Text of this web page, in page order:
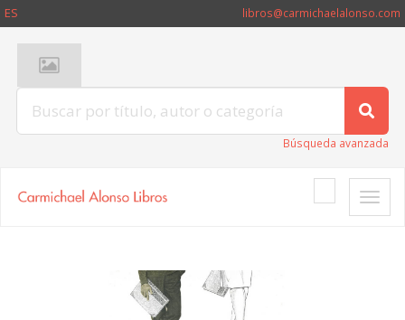
ES libros@carmichaelalonso.com
Búsqueda avanzada
Toggle